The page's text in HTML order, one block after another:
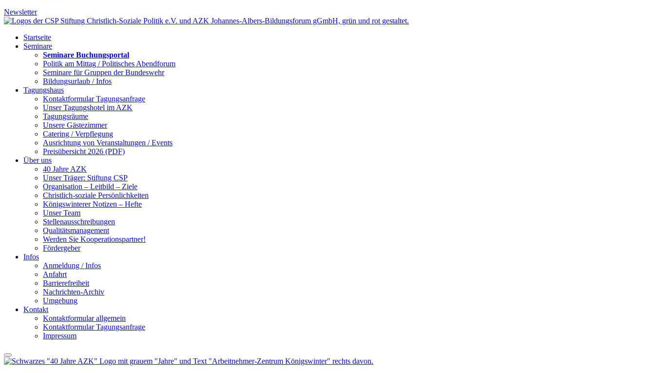
Newsletter
Startseite
Seminare
Seminare Buchungsportal
Politik am Mittag / Politisches Abendforum
Seminare für Gruppen der Bundeswehr
Bildungsurlaub / Infos
Tagungshaus
Kontaktformular Tagungsanfrage
Unser Tagungshotel im AZK
Tagungsräume
Unsere Gästezimmer
Catering / Verpflegung
Ausrichtung von Veranstaltungen / Events
Preisübersicht 2026 (PDF)
Über uns
40 Jahre AZK
Unser Träger: Stiftung CSP
Organisation – Leitbild – Ziele
Christlich-soziale Persönlichkeiten
Königswinterer Notizen – Hefte
Unser Team
Stellenausschreibungen
Qualitätsmanagement
Werden Sie Kooperationspartner!
Fördergeber
Infos
Anmeldung / Infos
Anfahrt
Barrierefreiheit
Nachrichten-Archiv
Umgebung
Kontakt
Kontaktformular allgemein
Kontaktformular Tagungsanfrage
Impressum